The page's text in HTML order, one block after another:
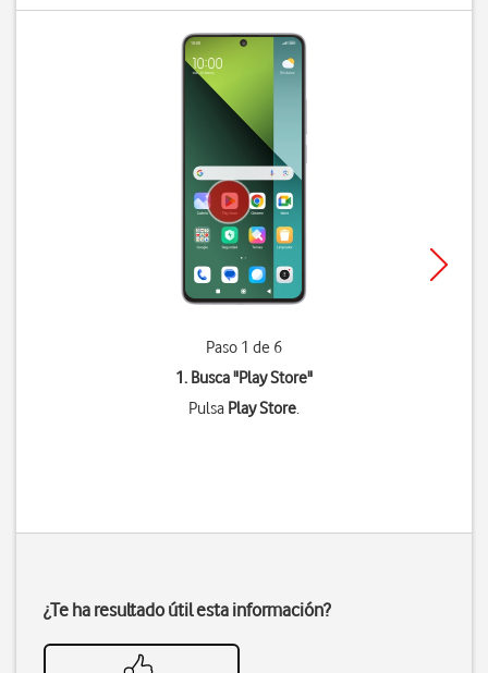
Paso 1 de 6
1. Busca "Play Store"
Pulsa Play Store.
¿Te ha resultado útil esta información?